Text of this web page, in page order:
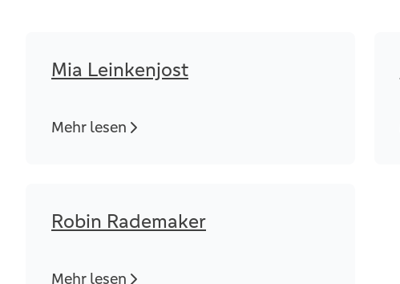
Mia Leinkenjost
Mehr lesen
Robin Rademaker
Mehr lesen